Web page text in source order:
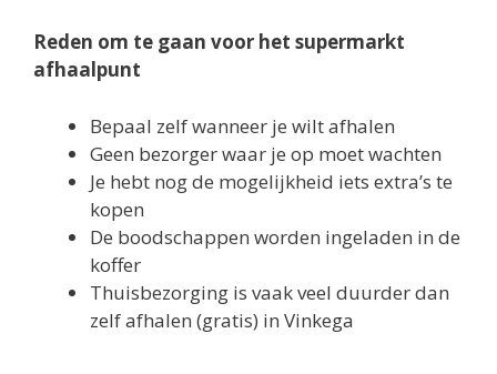
Reden om te gaan voor het supermarkt
afhaalpunt
Bepaal zelf wanneer je wilt afhalen
Geen bezorger waar je op moet wachten
Je hebt nog de mogelijkheid iets extra’s te
kopen
De boodschappen worden ingeladen in de
koffer
Thuisbezorging is vaak veel duurder dan
zelf afhalen (gratis) in Vinkega